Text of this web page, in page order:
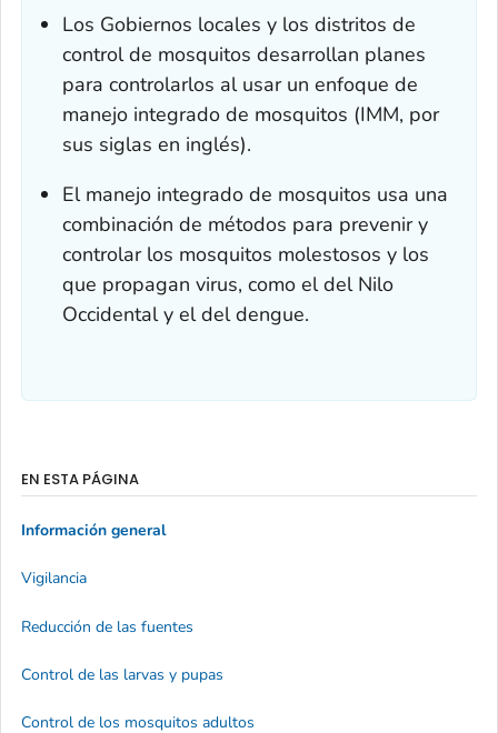
Los Gobiernos locales y los distritos de
control de mosquitos desarrollan planes
para controlarlos al usar un enfoque de
manejo integrado de mosquitos (IMM, por
sus siglas en inglés).
El manejo integrado de mosquitos usa una
combinación de métodos para prevenir y
controlar los mosquitos molestosos y los
que propagan virus, como el del Nilo
Occidental y el del dengue.
EN ESTA PÁGINA
Información general
Vigilancia
Reducción de las fuentes
Control de las larvas y pupas
Control de los mosquitos adultos